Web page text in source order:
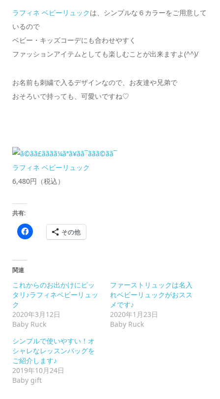
ラフィネ ベビーリュックは、シンプルな６カラーをご用意して
いるので
ベビー・キッズコーデにも合わせやすく
ファッションアイテムとしても楽しむことが出来ますよ(^^)/
お名前も刺繍で入るデザインなので、お友達や兄弟で
おそろいで持っても、可愛いですね♡
ラフィネ ベビーリュック
6,480円（税込）
共有:
Facebook
で
ク
リ
ッ
ク
て
く
だ
い
(新
し
い
ウ
ィ
ン
ド
その他
関連
これからのお出かけにピッ
タリ♪ラフィネベビーリュッ
ク
2020年3月12日
Baby Ruck
ファーストリュックは名入
れベビーリュックがおスス
メです♪
2020年1月23日
Baby Ruck
シンプルで使いやすい！オ
シャレなレッスンバッグを
ご紹介します♪
2019年10月24日
Baby gift